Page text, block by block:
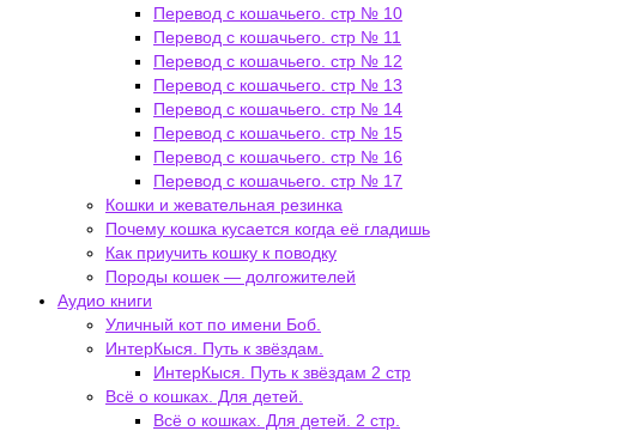
Перевод с кошачьего. стр № 10
Перевод с кошачьего. стр № 11
Перевод с кошачьего. стр № 12
Перевод с кошачьего. стр № 13
Перевод с кошачьего. стр № 14
Перевод с кошачьего. стр № 15
Перевод с кошачьего. стр № 16
Перевод с кошачьего. стр № 17
Кошки и жевательная резинка
Почему кошка кусается когда её гладишь
Как приучить кошку к поводку
Породы кошек — долгожителей
Аудио книги
Уличный кот по имени Боб.
ИнтерКыся. Путь к звёздам.
ИнтерКыся. Путь к звёздам 2 стр
Всё о кошках. Для детей.
Всё о кошках. Для детей. 2 стр.